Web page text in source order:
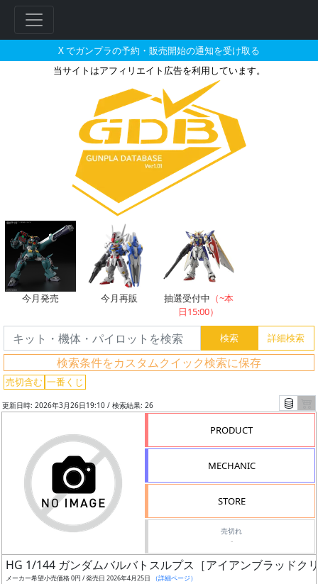
X でガンプラの予約・販売開始の通知を受け取る
当サイトはアフィリエイト広告を利用しています。
一番くじのガンプラリスト
今月発売 今月再販 抽選受付中 （~本
日15:00）
検索条件をカスタムクイック検索に保存
売切含む 一番くじ
リ
更新日時: 2026年3月26日19:10 / 検索結果: 26
PRODUCT
MECHANIC
STORE
売切れ
-
HG 1/144 ガンダムバルバトスルプス［アイアンブラッドク
メーカー希望小売価格 0円 / 発売日 2026年4月25日 （詳細ページ）